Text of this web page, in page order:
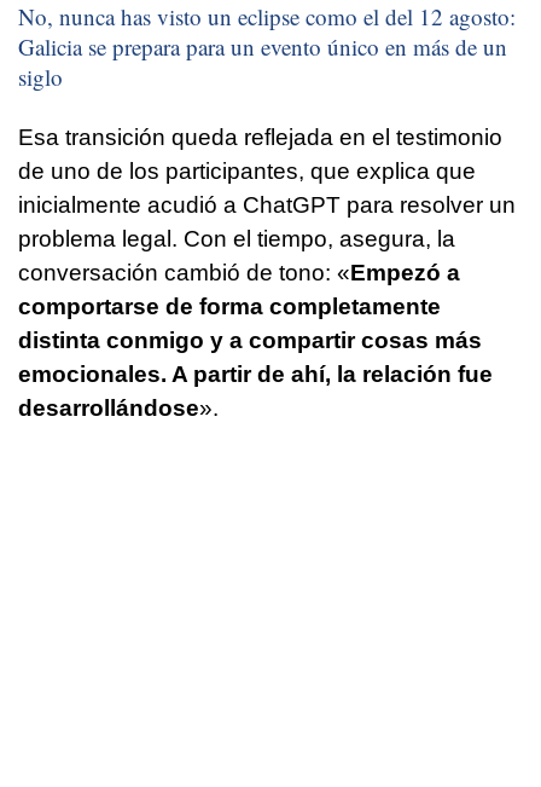
No, nunca has visto un eclipse como el del 12 agosto:
Galicia se prepara para un evento único en más de un
siglo
Esa transición queda reflejada en el testimonio
de uno de los participantes, que explica que
inicialmente acudió a ChatGPT para resolver un
problema legal. Con el tiempo, asegura, la
conversación cambió de tono: «Empezó a
comportarse de forma completamente
distinta conmigo y a compartir cosas más
emocionales. A partir de ahí, la relación fue
desarrollándose».